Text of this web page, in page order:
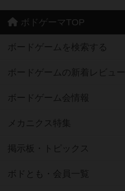
ボドゲーマTOP
ボードゲームを検索する
ボードゲームの新着レビュー
ボードゲーム会情報
メカニクス特集
掲示板・トピックス
ボドとも・会員一覧